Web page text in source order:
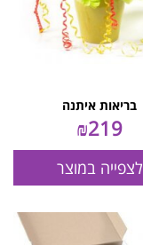
בריאות איתנה
₪219
לצפייה במוצר